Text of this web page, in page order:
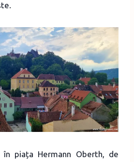
piața Hermann Oberth, de